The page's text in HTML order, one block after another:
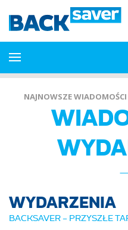
NAJNOWSZE
WYDARZENIA
BACKSAVER – PRZYSZŁE